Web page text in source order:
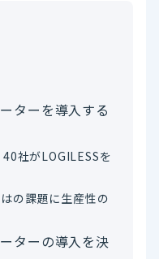
ターを導入する
社がLOGILESSを
の課題に生産性の
ターの導入を決